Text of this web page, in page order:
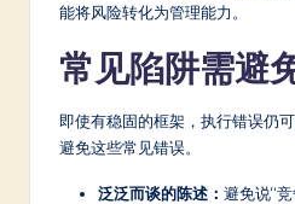
能将风险转化为管理能力。
常见陷阱需避
即使有稳固的框架，执行错误仍
避免这些常见错误。
泛泛而谈的陈述： 避免说“